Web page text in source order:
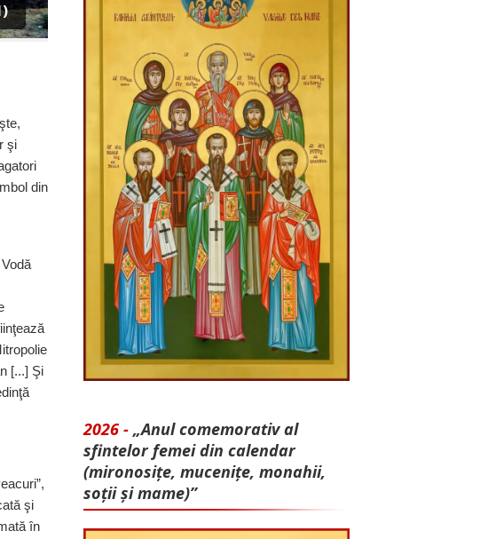
şi
din
[...] Şi
şi
în
2026 - „Anul comemorativ al
sfintelor femei din calendar
(mironosițe, mu­cenițe, monahii,
soții și mame)”